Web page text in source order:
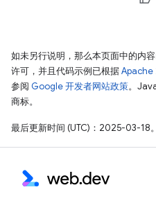
如未另行说明，那么本页面中的内
许可，并且代码示例已根据Apache
参阅 Google 开发者网站政策。
商标。
最后更新时间 (UTC)：2025-03-18。